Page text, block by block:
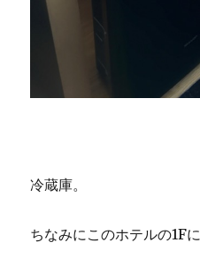
冷蔵庫。
ちなみにこのホテルの1F